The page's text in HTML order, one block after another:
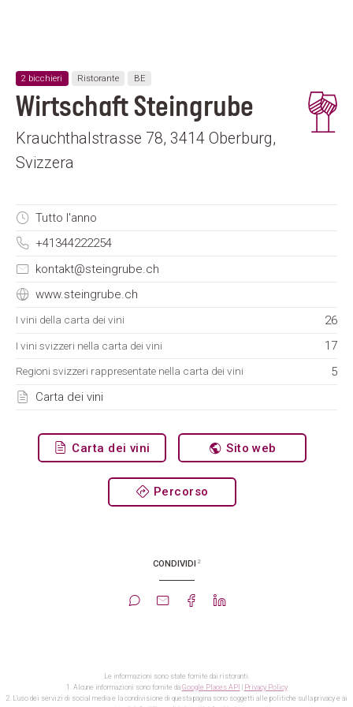
2 bicchieri Ristorante BE
Wirtschaft Steingrube
Krauchthalstrasse 78, 3414 Oberburg,
Svizzera
Tutto l'anno
+41344222254
kontakt@steingrube.ch
www.steingrube.ch
I vini della carta dei vini 26
I vini svizzeri nella carta dei vini 17
Regioni svizzeri rappresentate nella carta dei vini
5
Carta dei vini
Carta dei vini Sito web
Percorso
CONDIVIDI 2
Le informazioni sono state fornite dai ristoranti.
1. Alcune informazioni sono fornite da Google Places API
Privacy Policy
2. L'uso dei servizi di social media e la condivisione di questa pagina sono soggetti alle politiche sulla privacy e ai